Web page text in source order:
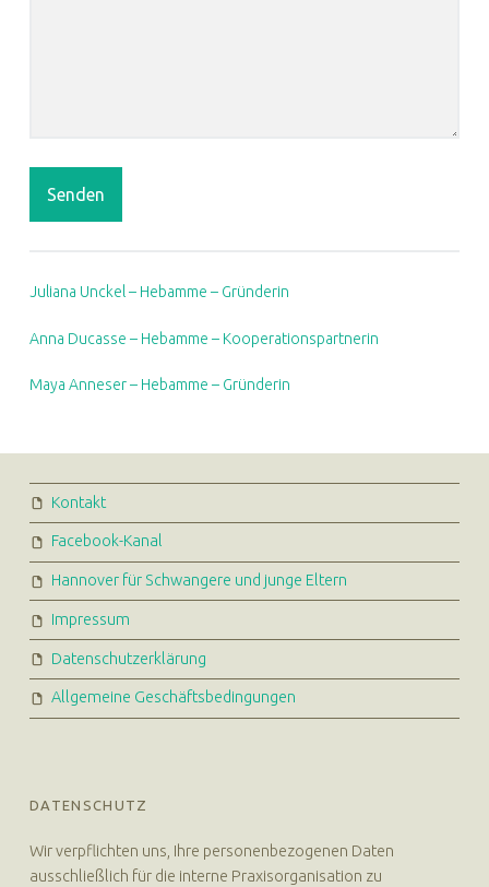
Senden
Juliana Unckel – Hebamme – Gründerin
Anna Ducasse – Hebamme – Kooperationspartnerin
Maya Anneser – Hebamme – Gründerin
FOOTER SIDEBAR
Kontakt
Facebook-Kanal
Hannover für Schwangere und junge Eltern
Impressum
Datenschutzerklärung
Allgemeine Geschäftsbedingungen
DATENSCHUTZ
Wir verpflichten uns, Ihre personenbezogenen Daten
ausschließlich für die interne Praxisorganisation zu